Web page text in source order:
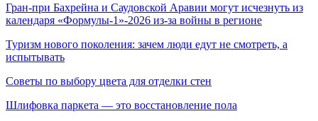
Гран-при Бахрейна и Саудовской Аравии могут исчезнуть из
календаря «Формулы-1»-2026 из-за войны в регионе
Туризм нового поколения: зачем люди едут не смотреть, а
испытывать
Советы по выбору цвета для отделки стен
Шлифовка паркета — это восстановление пола